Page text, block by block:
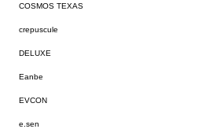
COSMOS TEXAS
crepuscule
DELUXE
Eanbe
EVCON
e.sen